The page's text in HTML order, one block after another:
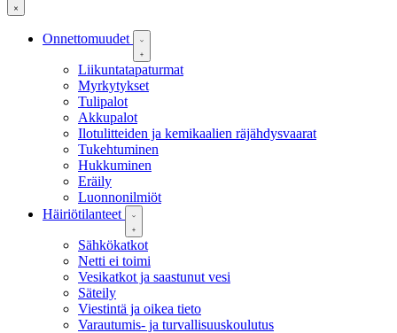
Onnettomuudet
Liikuntatapaturmat
Myrkytykset
Tulipalot
Akkupalot
Ilotulitteiden ja kemikaalien räjähdysvaarat
Tukehtuminen
Hukkuminen
Eräily
Luonnonilmiöt
Häiriötilanteet
Sähkökatkot
Netti ei toimi
Vesikatkot ja saastunut vesi
Säteily
Viestintä ja oikea tieto
Varautumis- ja turvallisuuskoulutus